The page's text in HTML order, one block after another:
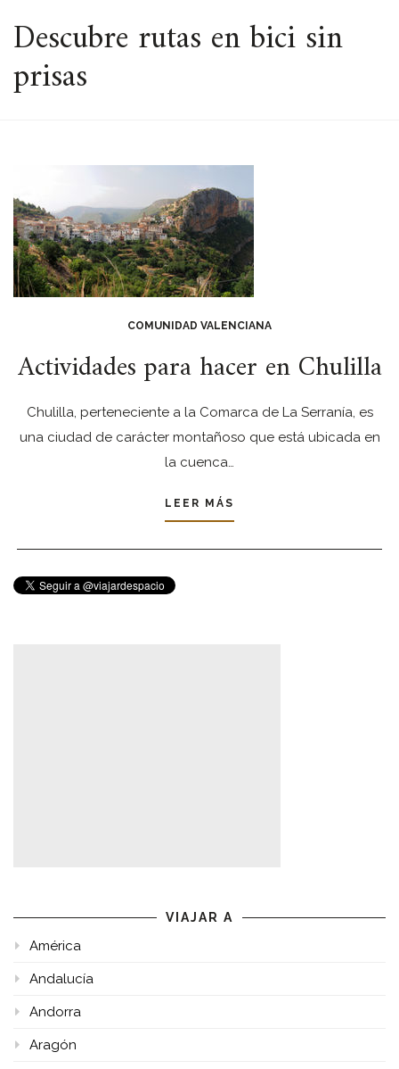
ESPACIO
Descubre rutas en bici sin
prisas
COMUNIDAD VALENCIANA
Actividades para hacer en Chulilla
Chulilla, perteneciente a la Comarca de La Serranía, es
una ciudad de carácter montañoso que está ubicada en
la cuenca…
LEER MÁS
VIAJAR A
América
Andalucía
Andorra
Aragón